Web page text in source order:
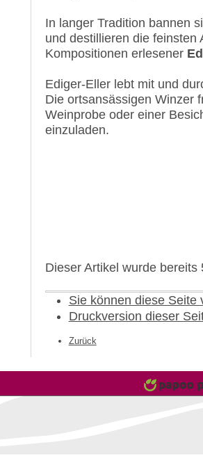
In langer Tradition bannen
und destillieren die feinsten
Kompositionen erlesener
Ediger-Eller lebt mit und
Die ortsansässigen Winzer
Weinprobe oder einer
einzuladen.
Dieser Artikel wurde
Sie können diese Seite
Druckversion dieser
Zurück